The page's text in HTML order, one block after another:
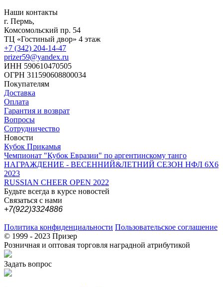
Наши контакты
г. Пермь,
Комсомольский пр. 54
ТЦ «Гостиный двор» 4 этаж
+7 (342) 204-14-47
prizer59@yandex.ru
ИНН 590610470505
ОГРН 311590608800034
Покупателям
Доставка
Оплата
Гарантия и возврат
Вопросы
Сотрудничество
Новости
Кубок Прикамья
Чемпионат "Кубок Евразии" по аргентинскому танго
НАГРАЖДЕНИЕ - ВЕСЕННИЙ&ЛЕТНИЙ СЕЗОН НФЛ 6Х6
2023
RUSSIAN CHEER OPEN 2022
Будьте всегда в курсе новостей
Связаться с нами
+7(922)3324886
Политика конфиденциальности Пользовательское соглашение
© 1999 - 2023 Призер
Розничная и оптовая торговля наградной атрибутикой
Задать вопрос